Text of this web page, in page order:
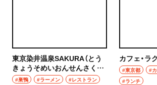
東京染井温泉SAKURA（とう
きょうそめいおんせんさく
ら）
#巣鴨 #ラーメン
#レストラン
カフェ・ラ
#東京都 #
#ランチ